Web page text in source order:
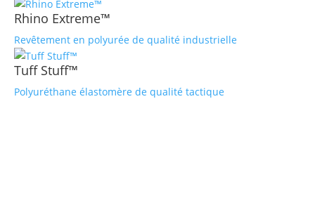
Rhino Extreme™
Revêtement en polyurée de qualité industrielle
Tuff Stuff™
Polyuréthane élastomère de qualité tactique